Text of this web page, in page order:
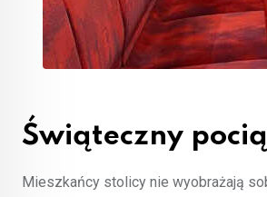
Świąteczny
Mieszkańcy stolicy nie wyobrażają